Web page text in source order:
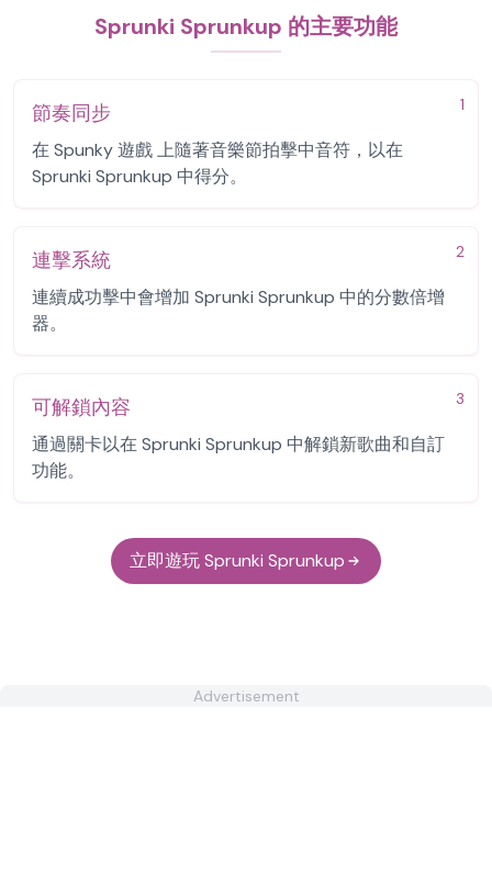
Sprunki Sprunkup 的主要功能
1
節奏同步
在 Spunky 遊戲 上隨著音樂節拍擊中音符，以在
Sprunki Sprunkup 中得分。
2
連擊系統
連續成功擊中會增加 Sprunki Sprunkup 中的分數倍增
器。
3
可解鎖內容
通過關卡以在 Sprunki Sprunkup 中解鎖新歌曲和自訂
功能。
立即遊玩 Sprunki Sprunkup
Advertisement